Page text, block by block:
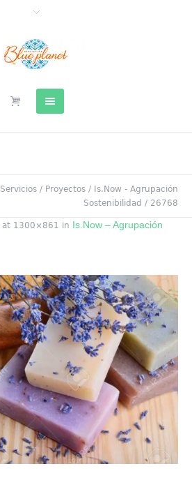
Servicios / Proyectos / Is.Now - Agrupación
Sostenibilidad / 26768
at 1300×861 in Is.Now – Agrupación